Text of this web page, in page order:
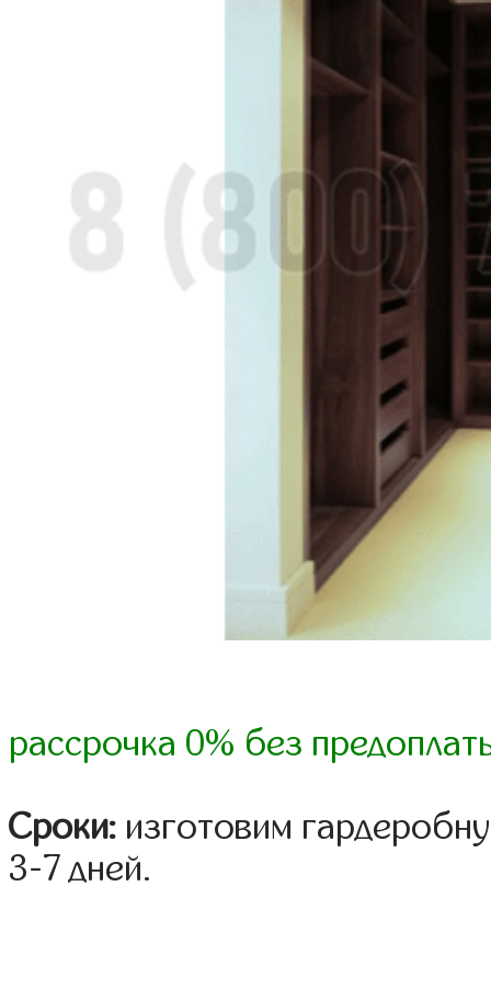
рассрочка 0% без
Сроки: изготовим
3-7 дней.